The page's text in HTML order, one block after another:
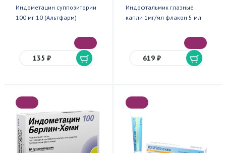
Индометацин суппозитории
100 мг 10 (Альтфарм)
135 ₽
Индофтальмик глазные
капли 1мг/мл флакон 5 мл
619 ₽